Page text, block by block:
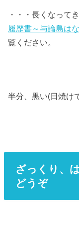
・・・長くなって
履歴書～与論島は
覧ください。
半分、黒い(日焼け
ざっくり、
どうぞ